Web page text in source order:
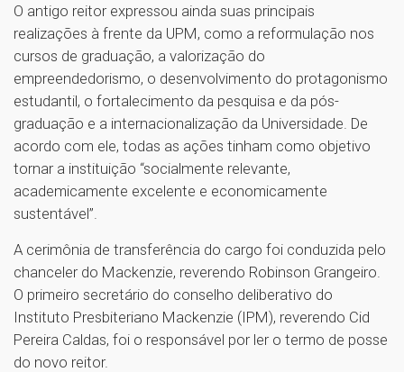
O antigo reitor expressou ainda suas principais
realizações à frente da UPM, como a reformulação nos
cursos de graduação, a valorização do
empreendedorismo, o desenvolvimento do protagonismo
estudantil, o fortalecimento da pesquisa e da pós-
graduação e a internacionalização da Universidade. De
acordo com ele, todas as ações tinham como objetivo
tornar a instituição “socialmente relevante,
academicamente excelente e economicamente
sustentável”.
A cerimônia de transferência do cargo foi conduzida pelo
chanceler do Mackenzie, reverendo Robinson Grangeiro.
O primeiro secretário do conselho deliberativo do
Instituto Presbiteriano Mackenzie (IPM), reverendo Cid
Pereira Caldas, foi o responsável por ler o termo de posse
do novo reitor.